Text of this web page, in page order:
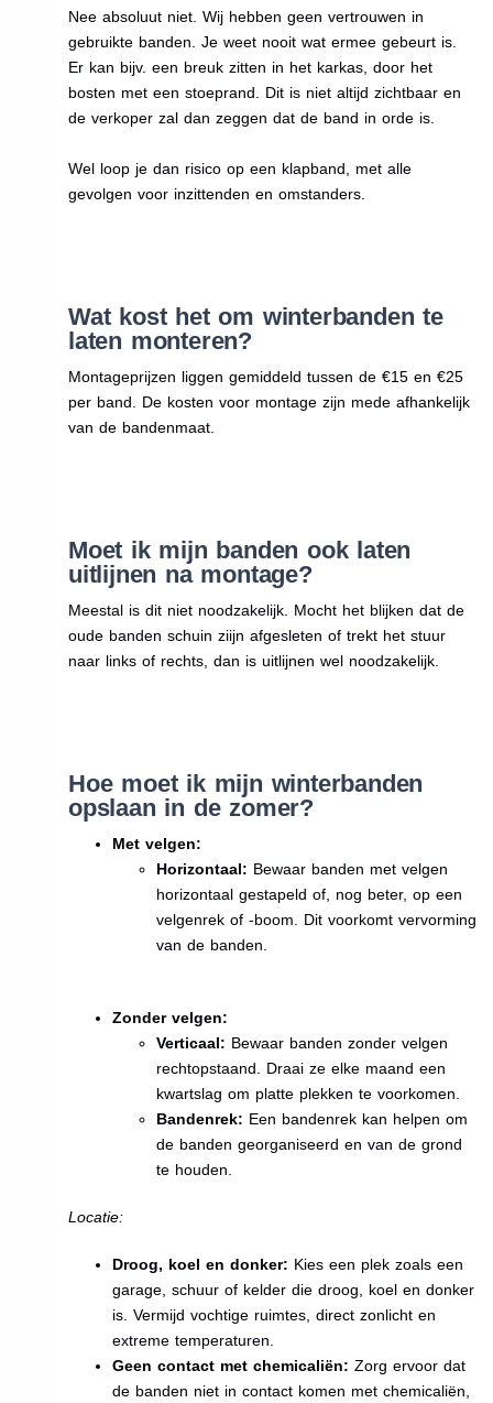
Nee absoluut niet. Wij hebben geen vertrouwen in
gebruikte banden. Je weet nooit wat ermee gebeurt is.
Er kan bijv. een breuk zitten in het karkas, door het
bosten met een stoeprand. Dit is niet altijd zichtbaar en
de verkoper zal dan zeggen dat de band in orde is.
Wel loop je dan risico op een klapband, met alle
gevolgen voor inzittenden en omstanders.
Wat kost het om winterbanden te
laten monteren?
Montageprijzen liggen gemiddeld tussen de €15 en €25
per band. De kosten voor montage zijn mede afhankelijk
van de bandenmaat.
Moet ik mijn banden ook laten
uitlijnen na montage?
Meestal is dit niet noodzakelijk. Mocht het blijken dat de
oude banden schuin ziijn afgesleten of trekt het stuur
naar links of rechts, dan is uitlijnen wel noodzakelijk.
Hoe moet ik mijn winterbanden
opslaan in de zomer?
Met velgen:
Horizontaal: Bewaar banden met velgen
horizontaal gestapeld of, nog beter, op een
velgenrek of -boom. Dit voorkomt vervorming
van de banden.
Zonder velgen:
Verticaal: Bewaar banden zonder velgen
rechtopstaand. Draai ze elke maand een
kwartslag om platte plekken te voorkomen.
Bandenrek: Een bandenrek kan helpen om
de banden georganiseerd en van de grond
te houden.
Locatie:
Droog, koel en donker: Kies een plek zoals een
garage, schuur of kelder die droog, koel en donker
is. Vermijd vochtige ruimtes, direct zonlicht en
extreme temperaturen.
Geen contact met chemicaliën: Zorg ervoor dat
de banden niet in contact komen met chemicaliën,